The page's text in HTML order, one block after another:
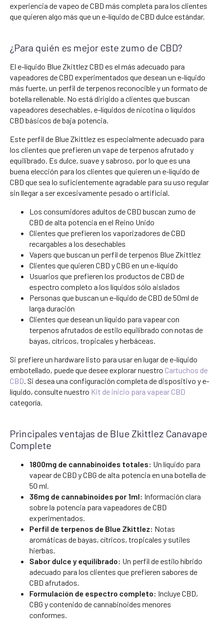
experiencia de vapeo de CBD más completa para los clientes
que quieren algo más que un e-líquido de CBD dulce estándar.
¿Para quién es mejor este zumo de CBD?
El e-líquido Blue Zkittlez CBD es el más adecuado para
vapeadores de CBD experimentados que desean un e-líquido
más fuerte, un perfil de terpenos reconocible y un formato de
botella rellenable. No está dirigido a clientes que buscan
vapeadores desechables, e-líquidos de nicotina o líquidos
CBD básicos de baja potencia.
Este perfil de Blue Zkittlez es especialmente adecuado para
los clientes que prefieren un vape de terpenos afrutado y
equilibrado. Es dulce, suave y sabroso, por lo que es una
buena elección para los clientes que quieren un e-líquido de
CBD que sea lo suficientemente agradable para su uso regular
sin llegar a ser excesivamente pesado o artificial.
Los consumidores adultos de CBD buscan zumo de
CBD de alta potencia en el Reino Unido
Clientes que prefieren los vaporizadores de CBD
recargables a los desechables
Vapers que buscan un perfil de terpenos Blue Zkittlez
Clientes que quieren CBD y CBG en un e-líquido
Usuarios que prefieren los productos de CBD de
espectro completo a los líquidos sólo aislados
Personas que buscan un e-líquido de CBD de 50ml de
larga duración
Clientes que desean un líquido para vapear con
terpenos afrutados de estilo equilibrado con notas de
bayas, cítricos, tropicales y herbáceas.
Si prefiere un hardware listo para usar en lugar de e-líquido
embotellado, puede que desee explorar nuestro Cartuchos de
CBD . Si desea una configuración completa de dispositivo y e-
líquido, consulte nuestro Kit de inicio para vapear CBD
categoría.
Principales ventajas de Blue Zkittlez Canavape
Complete
1800mg de cannabinoides totales: Un líquido para
vapear de CBD y CBG de alta potencia en una botella de
50 ml.
36mg de cannabinoides por 1ml: Información clara
sobre la potencia para vapeadores de CBD
experimentados.
Perfil de terpenos de Blue Zkittlez: Notas
aromáticas de bayas, cítricos, tropicales y sutiles
hierbas.
Sabor dulce y equilibrado: Un perfil de estilo híbrido
adecuado para los clientes que prefieren sabores de
CBD afrutados.
Formulación de espectro completo: Incluye CBD,
CBG y contenido de cannabinoides menores
conformes.